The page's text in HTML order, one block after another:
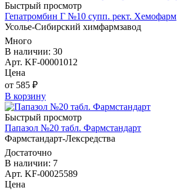
Быстрый просмотр
Гепатромбин Г №10 супп. рект. Хемофарм
Усолье-Сибирский химфармзавод
Много
В наличии: 30
Арт. KF-00001012
Цена
от 585 ₽
В корзину
Быстрый просмотр
Папазол №20 табл. Фармстандарт
Фармстандарт-Лексредства
Достаточно
В наличии: 7
Арт. KF-00025589
Цена